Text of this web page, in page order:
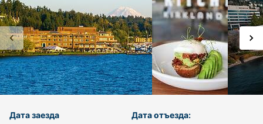
Дата заезда Дата отъезда: